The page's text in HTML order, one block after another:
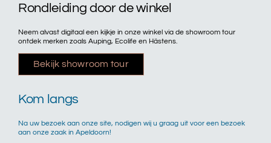
Rondleiding door de winkel
Neem alvast digitaal een kijkje in onze winkel via de showroom tour
ontdek merken zoals Auping, Ecolife en Hästens.
Bekijk showroom tour
Kom langs
Na uw bezoek aan onze site, nodigen wij u graag uit voor een bezoek
aan onze zaak in Apeldoorn!